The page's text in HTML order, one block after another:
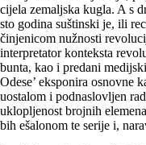
cijela zemaljska kugla. A s
sto godina suštinski je, ili
činjenicom nužnosti
interpretator konteksta
bunta, kao i predani
Odese’ eksponira osnovne
uostalom i podnaslovljen
uklopljenost brojnih
bih ešalonom te serije i,